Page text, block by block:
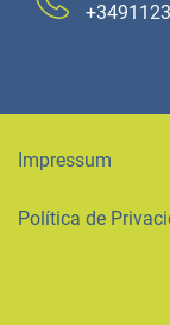
Impressum
Política de